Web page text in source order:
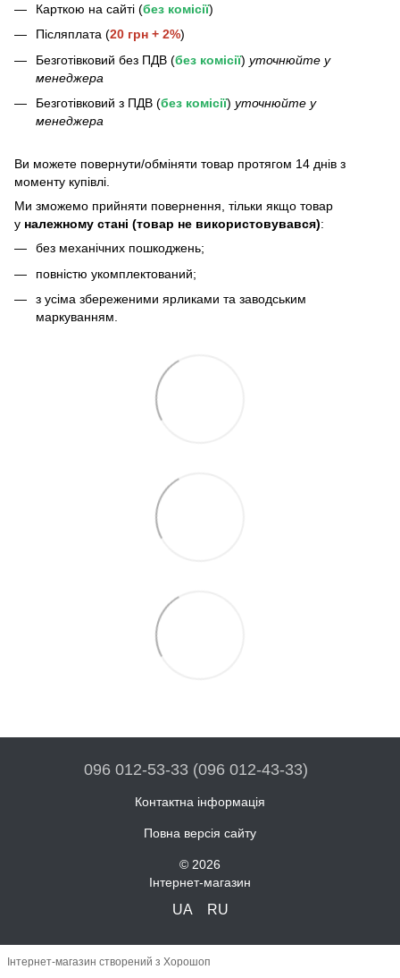
Карткою на сайті (без комісії)
Післяплата (20 грн + 2%)
Безготівковий без ПДВ (без комісії) уточнюйте у
менеджера
Безготівковий з ПДВ (без комісії) уточнюйте у
менеджера
Bи можете повернути/обміняти товар протягом 14 днів з
моменту купівлі.
Ми зможемо прийняти повернення, тільки якщо товар
у належному стані (товар не використовувався):
без механічних пошкоджень;
повністю укомплектований;
з усіма збереженими ярликами та заводським
маркуванням.
096 012-53-33 (096 012-43-33)
Контактна інформація
Повна версія сайту
© 2026
Інтернет-магазин
UA RU
Інтернет-магазин створений з Хорошоп